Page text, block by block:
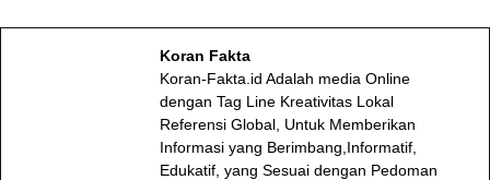
Koran Fakta
Koran-Fakta.id Adalah media Online
dengan Tag Line Kreativitas Lokal
Referensi Global, Untuk Memberikan
Informasi yang Berimbang,Informatif,
Edukatif, yang Sesuai dengan Pedoman